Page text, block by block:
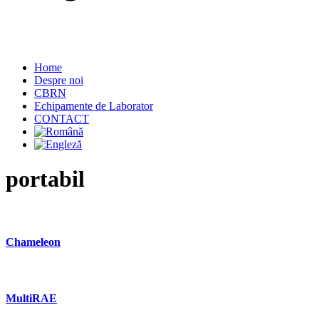
Home
Despre noi
CBRN
Echipamente de Laborator
CONTACT
portabil
Chameleon
MultiRAE